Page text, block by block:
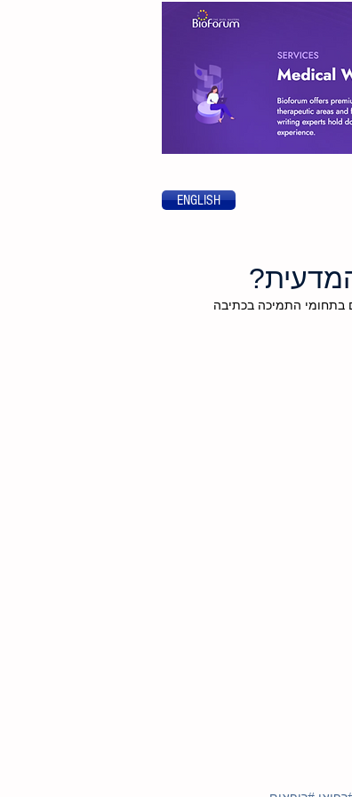
ENGLISH
בתחומי התמיכה בכתיבה